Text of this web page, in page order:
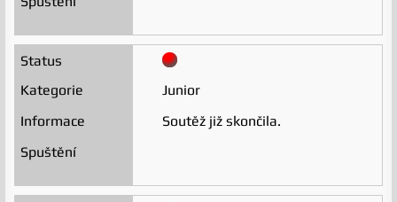
Junior
Soutěž již skončila.